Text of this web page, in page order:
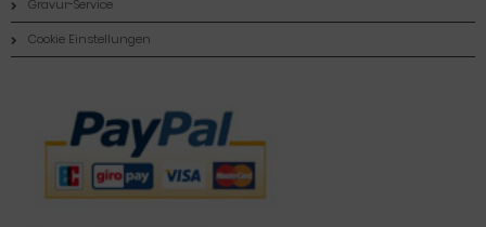
Gravur-Service
Cookie Einstellungen
Zahlungsmethoden